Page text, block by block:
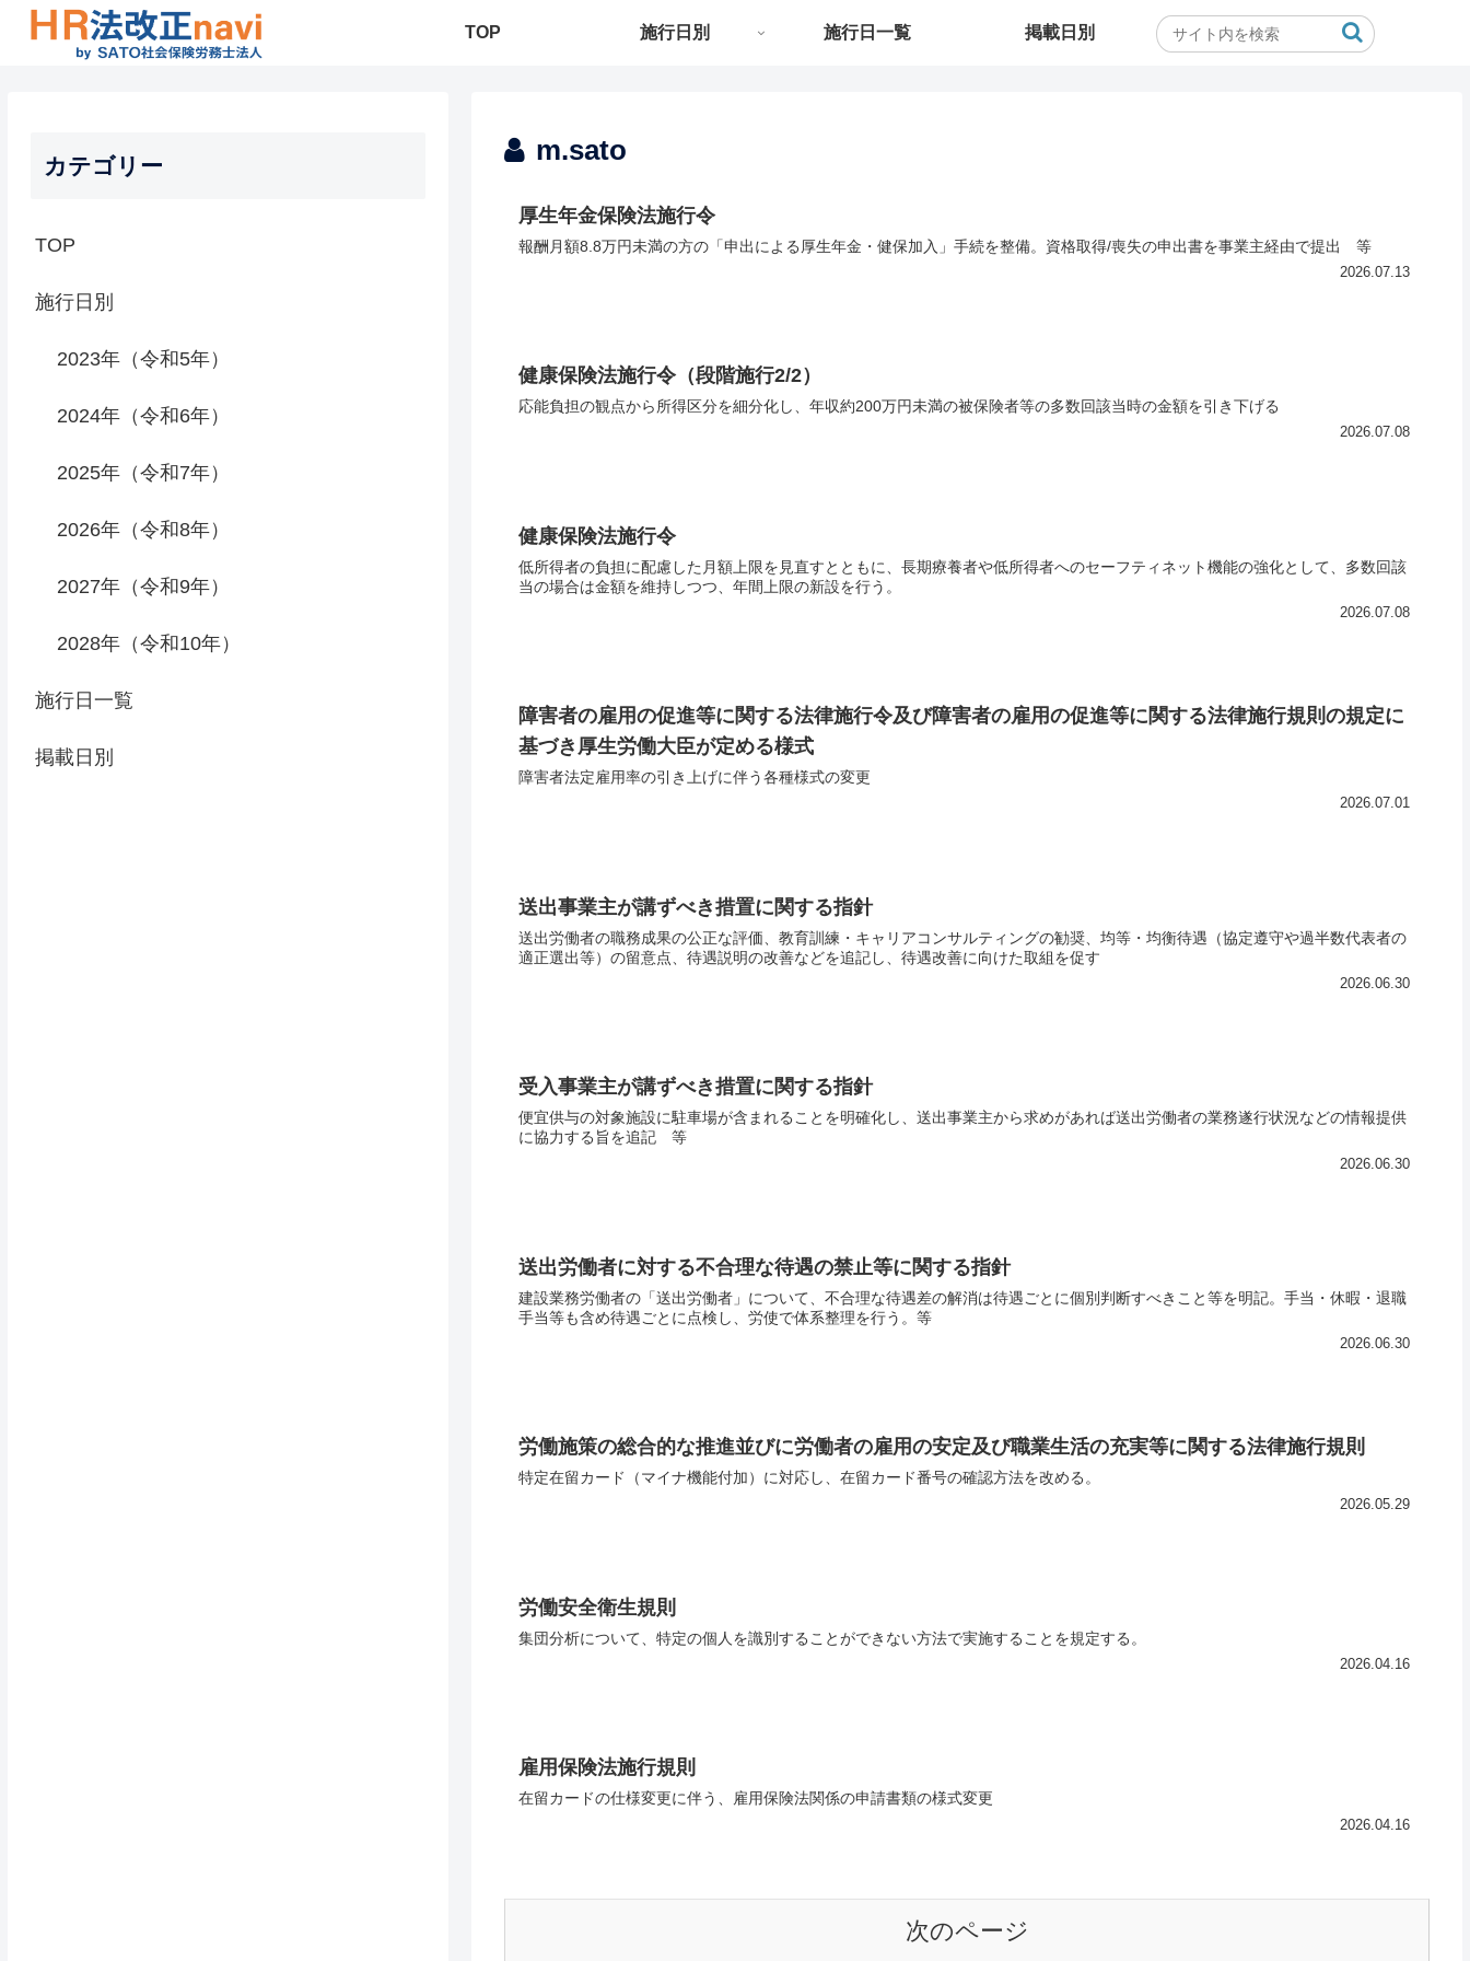
TOP 施行日別 施行日一覧 掲載日別
m.sato
厚生年金保険法施行令
報酬月額8.8万円未満の方の「申出による厚生年金・健保加入」手続を整備。資格取得/喪失の申出書を事業主経由で提出 等
2026.07.13
健康保険法施行令（段階施行2/2）
応能負担の観点から所得区分を細分化し、年収約200万円未満の被保険者等の多数回該当時の金額を引き下げる
2026.07.08
健康保険法施行令
低所得者の負担に配慮した月額上限を見直すとともに、長期療養者や低所得者へのセーフティネット機能の強化として、多数回該
当の場合は金額を維持しつつ、年間上限の新設を行う。
2026.07.08
障害者の雇用の促進等に関する法律施行令及び障害者の雇用の促進等に関する法律施行規則の規定に
基づき厚生労働大臣が定める様式
障害者法定雇用率の引き上げに伴う各種様式の変更
2026.07.01
送出事業主が講ずべき措置に関する指針
送出労働者の職務成果の公正な評価、教育訓練・キャリアコンサルティングの勧奨、均等・均衡待遇（協定遵守や過半数代表者の
適正選出等）の留意点、待遇説明の改善などを追記し、待遇改善に向けた取組を促す
2026.06.30
受入事業主が講ずべき措置に関する指針
便宜供与の対象施設に駐車場が含まれることを明確化し、送出事業主から求めがあれば送出労働者の業務遂行状況などの情報提供
に協力する旨を追記 等
2026.06.30
送出労働者に対する不合理な待遇の禁止等に関する指針
建設業務労働者の「送出労働者」について、不合理な待遇差の解消は待遇ごとに個別判断すべきこと等を明記。手当・休暇・退職
手当等も含め待遇ごとに点検し、労使で体系整理を行う。等
2026.06.30
労働施策の総合的な推進並びに労働者の雇用の安定及び職業生活の充実等に関する法律施行規則
特定在留カード（マイナ機能付加）に対応し、在留カード番号の確認方法を改める。
2026.05.29
労働安全衛生規則
集団分析について、特定の個人を識別することができない方法で実施することを規定する。
2026.04.16
雇用保険法施行規則
在留カードの仕様変更に伴う、雇用保険法関係の申請書類の様式変更
2026.04.16
次のページ
カテゴリー
TOP
施行日別
2023年（令和5年）
2024年（令和6年）
2025年（令和7年）
2026年（令和8年）
2027年（令和9年）
2028年（令和10年）
施行日一覧
掲載日別